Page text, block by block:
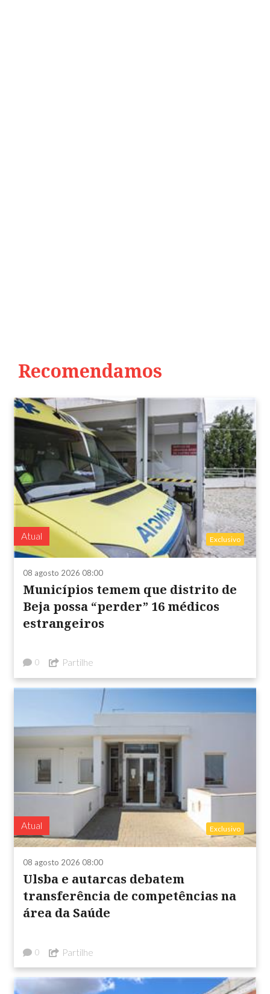
Recomendamos
Atual Exclusivo
08 agosto 2026 08:00
Municípios temem que distrito de
Beja possa “perder” 16 médicos
estrangeiros
0 Partilhe
Atual Exclusivo
08 agosto 2026 08:00
Ulsba e autarcas debatem
transferência de competências na
área da Saúde
0 Partilhe